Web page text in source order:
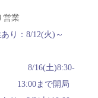
業
り：8/12(火)～
8/16(土)8:30-
13:00まで開局